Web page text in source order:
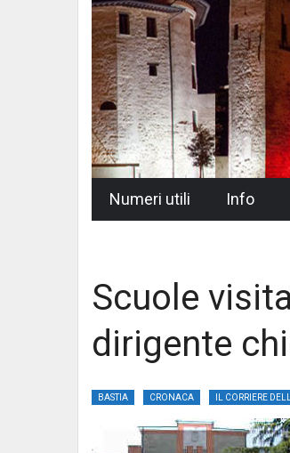
Numeri utili Info
Scuole
dirigente
BASTIA CRONACA